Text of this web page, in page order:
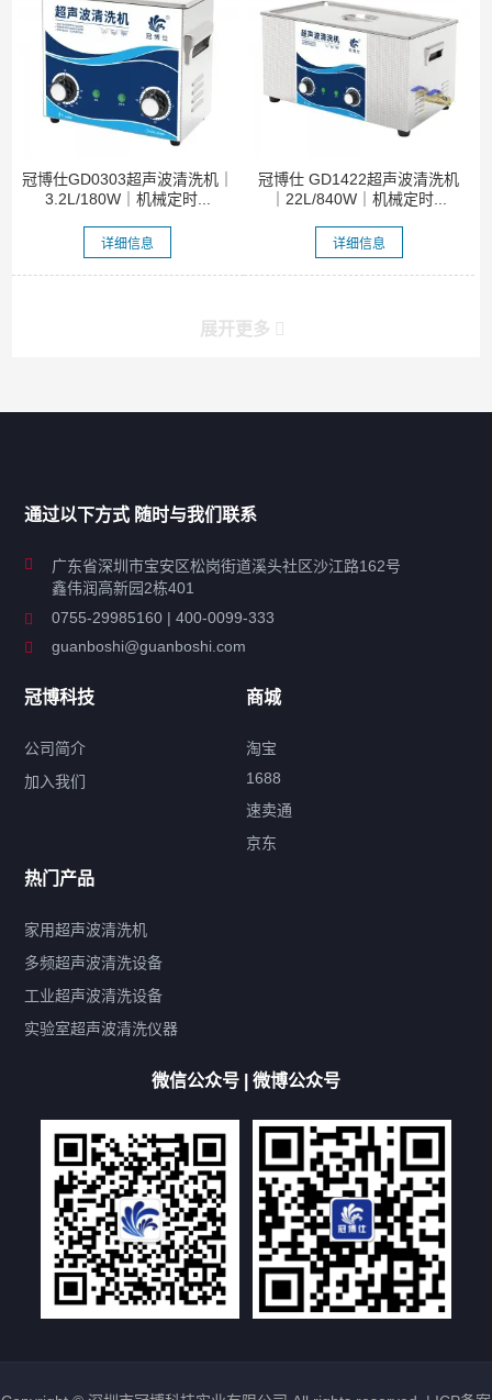
冠博仕GD0303超声波清洗机｜
3.2L/180W｜机械定时...
详细信息
冠博仕 GD1422超声波清洗机
｜22L/840W｜机械定时...
详细信息
展开更多
工业超声波清洗设备
特种超声波洗净产品
超声波配件
产品标签
鼓泡 升降 抛动
带加热
功率可调
双波脱气
机械旋钮系列
厨具清洗机
超声波振板
高尔夫球杆清洗机
大型单槽带过滤系列
全自动/半自动系列
客户定制非标机参考
双槽三槽四槽五槽多槽系列
轮胎清洗机
多频 扫频
文章标签
超声波清洗机定制
超声波清洗机除油污
超声波清洗机除锈
超声波清洗机洗眼镜
通过以下方式 随时与我们联系
广东省深圳市宝安区松岗街道溪头社区沙江路162号
鑫伟润高新园2栋401
0755-29985160 | 400-0099-333
guanboshi@guanboshi.com
冠博科技
公司简介
加入我们
商城
淘宝
1688
速卖通
京东
热门产品
家用超声波清洗机
多频超声波清洗设备
工业超声波清洗设备
实验室超声波清洗仪器
微信公众号 | 微博公众号